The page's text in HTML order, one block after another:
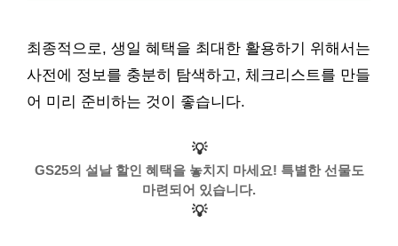
최종적으로, 생일 혜택을 최대한 활용하기 위해서는
사전에 정보를 충분히 탐색하고, 체크리스트를 만들
어 미리 준비하는 것이 좋습니다.
💡
GS25의 설날 할인 혜택을 놓치지 마세요! 특별한 선물도
마련되어 있습니다.
💡